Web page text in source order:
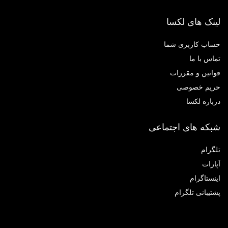
لینک های لکسا
حساب کاربری شما
تماس با ما
قوانین و مقررات
حریم خصوصی
درباره لکسا
شبکه های اجتماعی
تلگرام
آپارات
اینستاگرام
پشتیبانی تلگرام